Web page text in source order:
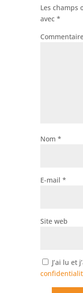
Les champs
avec *
Nom *
E-mail *
Site web
J’ai lu et